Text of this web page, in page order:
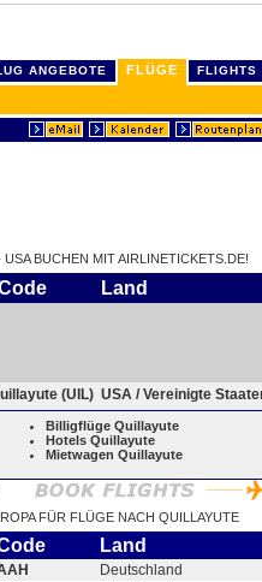
ANGEBOTE FLÜGE FLIGHTS
BUCHEN MIT AIRLINETICKETS.DE!
Land
(UIL) USA / Vereinigte
Billigflüge Quillayute
Hotels Quillayute
Mietwagen Quillayute
FÜR FLÜGE NACH QUILLAYUTE
Land
Deutschland